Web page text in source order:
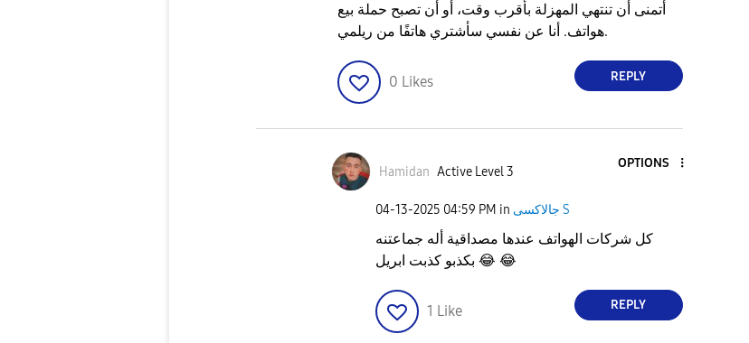
أتمنى أن تنتهي المهزلة بأقرب وقت، أو أن تصبح حملة بيع
هواتف. أنا عن نفسي سأشتري هاتفًا من ريلمي.
0 Likes REPLY
Hamidan Active Level 3
OPTIONS
‎04-13-2025 04:59 PM in جالاكسى S
كل شركات الهواتف عندها مصداقية أله جماعتنه
😂 😂
1 Like REPLY